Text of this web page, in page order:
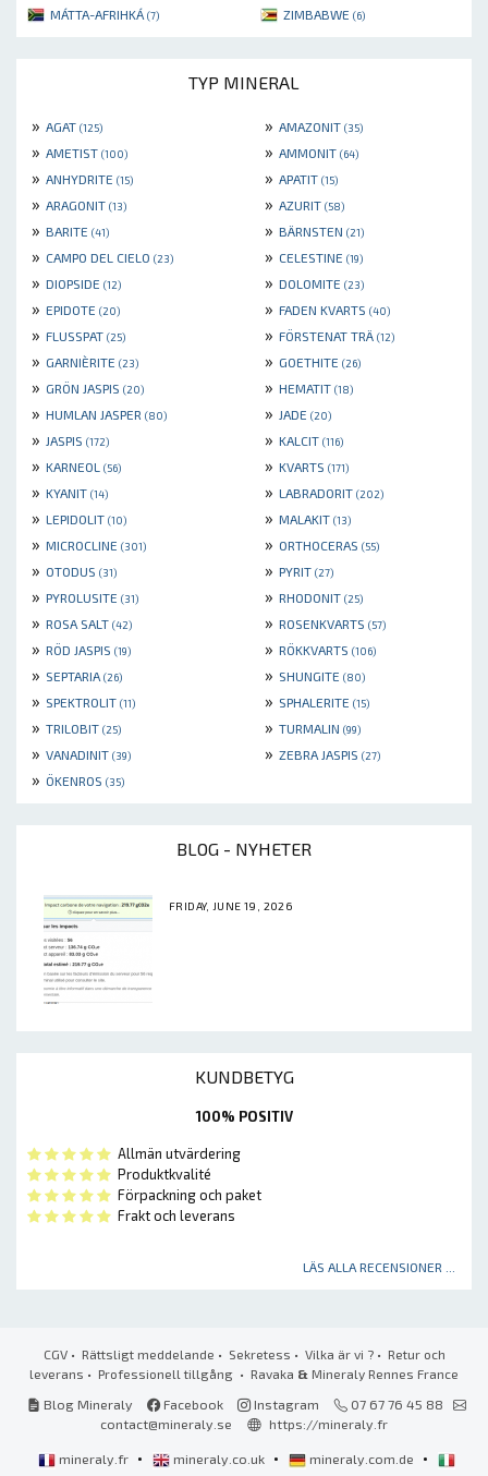
MÁTTA-AFRIHKÁ (7) ZIMBABWE (6)
TYP MINERAL
» AGAT (125) » AMAZONIT (35)
» AMETIST (100) » AMMONIT (64)
» ANHYDRITE (15) » APATIT (15)
» ARAGONIT (13) » AZURIT (58)
» BARITE (41) » BÄRNSTEN (21)
» CAMPO DEL CIELO (23) » CELESTINE (19)
» DIOPSIDE (12) » DOLOMITE (23)
» EPIDOTE (20) » FADEN KVARTS (40)
» FLUSSPAT (25) » FÖRSTENAT TRÄ (12)
» GARNIÈRITE (23) » GOETHITE (26)
» GRÖN JASPIS (20) » HEMATIT (18)
» HUMLAN JASPER (80) » JADE (20)
» JASPIS (172) » KALCIT (116)
» KARNEOL (56) » KVARTS (171)
» KYANIT (14) » LABRADORIT (202)
» LEPIDOLIT (10) » MALAKIT (13)
» MICROCLINE (301) » ORTHOCERAS (55)
» OTODUS (31) » PYRIT (27)
» PYROLUSITE (31) » RHODONIT (25)
» ROSA SALT (42) » ROSENKVARTS (57)
» RÖD JASPIS (19) » RÖKKVARTS (106)
» SEPTARIA (26) » SHUNGITE (80)
» SPEKTROLIT (11) » SPHALERITE (15)
» TRILOBIT (25) » TURMALIN (99)
» VANADINIT (39) » ZEBRA JASPIS (27)
» ÖKENROS (35)
BLOG - NYHETER
FRIDAY, JUNE 19, 2026
KUNDBETYG
100% POSITIV
Allmän utvärdering
Produktkvalité
Förpackning och paket
Frakt och leverans
LÄS ALLA RECENSIONER ...
CGV• Rättsligt meddelande • Sekretess • Vilka är vi ?• Retur och
leverans • Professionell tillgång • Ravaka & Mineraly Rennes France
Blog Mineraly
Facebook Instagram
07 67 76 45 88
contact@mineraly.se
https://mineraly.fr
mineraly.fr • mineraly.co.uk • mineraly.com.de
•